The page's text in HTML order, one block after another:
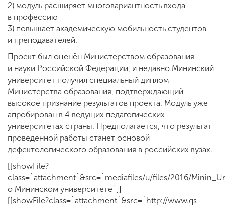
2) модуль расширяет многовариантность входа
в профессию
3) повышает академическую мобильность студентов
и преподавателей.
Проект был оценён Министерством образования
и науки Российской Федерации, и недавно Мининский
университет получил специальный диплом
Министерства образования, подтверждающий
высокое признание результатов проекта. Модуль уже
апробирован в 4 ведущих педагогических
университетах страны. Предполагается, что результат
проведенной работы станет основой
дефектологического образования в российских вузах.
[[showFile?
class=`attachment`&src=`mediafiles/u/files/2016/
о Мининском университете`]]
[[showFile?class=`attachment`&src=`http://www.qs-